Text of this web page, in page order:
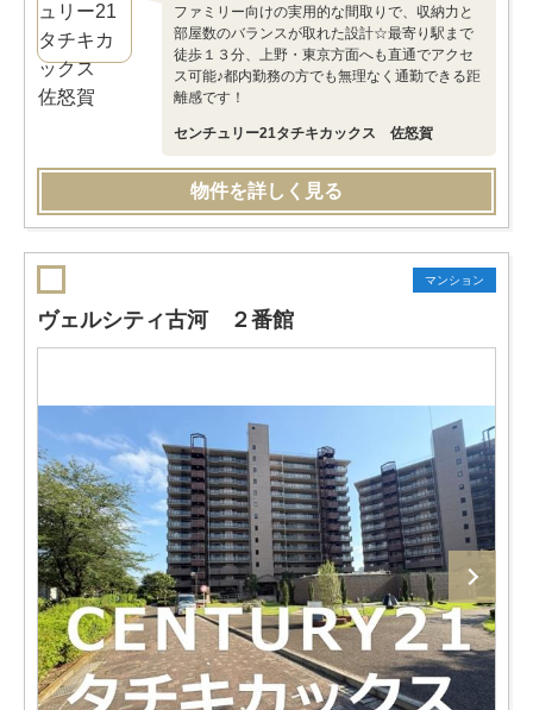
ファミリー向けの実用的な間取りで、収納力と
部屋数のバランスが取れた設計☆最寄り駅まで
徒歩１３分、上野・東京方面へも直通でアクセ
ス可能♪都内勤務の方でも無理なく通勤できる距
離感です！
センチュリー21タチキカックス 佐怒賀
物件を詳しく見る
マンション
ヴェルシティ古河 ２番館